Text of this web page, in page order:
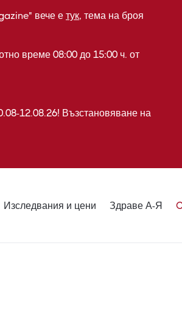
вече е тук, тема на броя
време 08:00 до 15:00 ч. от
12.08.26! Възстановяване на
Изследвания и цени Здраве А-Я